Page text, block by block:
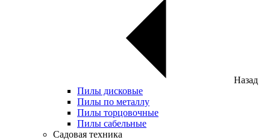
Назад
Пилы дисковые
Пилы по металлу
Пилы торцовочные
Пилы сабельные
Садовая техника